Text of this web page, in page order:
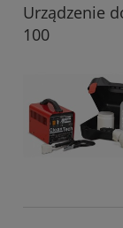
Urządzenie
100